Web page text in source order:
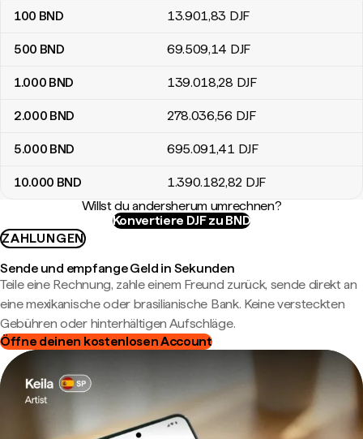
100 BND 13.901,83 DJF
500 BND 69.509,14 DJF
1.000 BND 139.018,28 DJF
2.000 BND 278.036,56 DJF
5.000 BND 695.091,41 DJF
10.000 BND 1.390.182,82 DJF
Willst du andersherum umrechnen?
Konvertiere DJF zu BND
ZAHLUNGEN
Sende und empfange Geld in Sekunden
Teile eine Rechnung, zahle einem Freund zurück, sende direkt an
eine mexikanische oder brasilianische Bank. Keine versteckten
Gebühren oder hinterhältigen Aufschläge.
Öffne deinen kostenlosen Account